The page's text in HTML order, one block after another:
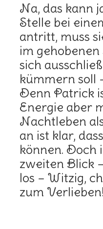
Na, das kann
Stelle bei
antritt, muss
im
sich
kümmern soll
Denn Patrick
Energie aber
Nachtleben
an ist klar,
können.
zweiten Blick
los – Witzig,
zum Verlieben!